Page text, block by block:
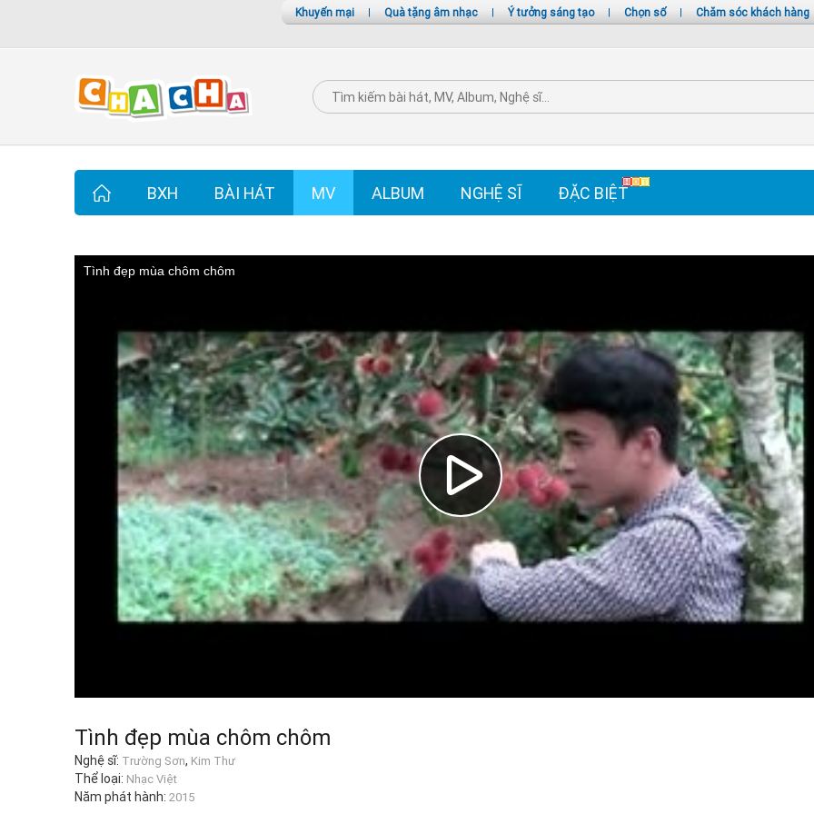
Khuyến mại | Quà tặng âm nhạc | Ý tưởng sáng tạo | Chọn số | Chăm sóc khách hàng
BXH BÀI HÁT MV ALBUM NGHỆ SĨ ĐẶC BIỆT
Tình đẹp mùa chôm chôm
Tình đẹp mùa chôm chôm
Nghệ sĩ: Trường Sơn, Kim Thư
Thể loại: Nhạc Việt
Năm phát hành: 2015